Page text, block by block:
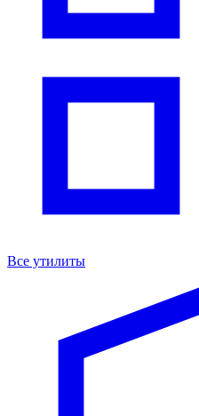
Все утилиты